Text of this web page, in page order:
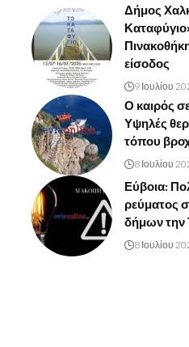
Δήμος
είσοδος
9 Ιουλίου
Ο καιρός
Υψηλές
τόπου
8 Ιουλίου
Εύβοια:
ρεύματος
δήμων την
8 Ιουλίου